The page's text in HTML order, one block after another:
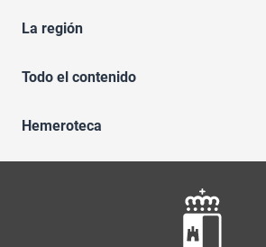
La región
Todo el contenido
Hemeroteca